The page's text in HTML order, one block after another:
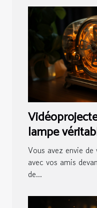
lampe
fonctionnelle
Vous avez envie
avec vos amis
de...